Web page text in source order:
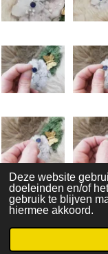
Deze website
doeleinden en/of
gebruik te blijven
hiermee akkoord.
© 2021 - RC en